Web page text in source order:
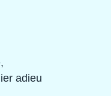
adieu